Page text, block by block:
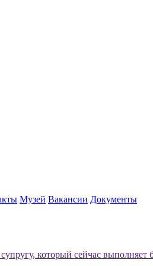
Музей Вакансии Документы
который сейчас